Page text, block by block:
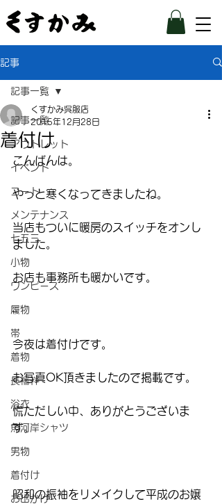
記事
記事一覧
アウトレット
イベント
コート
メンテナンス
七五三
小物
ワンピース
履物
帯
着物
長襦袢
浴衣
魚河岸シャツ
男物
着付け
お出かけ
記事一覧
着付け
くすかみ呉服店
2015年12月28日
こんばんは。
やっと寒くなってきましたね。
当店もついに暖房のスイッチをオンし
ました。
お店も事務所も暖かいです。
–
今夜は着付けです。
お写真OK頂きましたので掲載です。
慌ただしい中、ありがとうございま
す。
昭和の振袖をリメイクして平成のお嬢